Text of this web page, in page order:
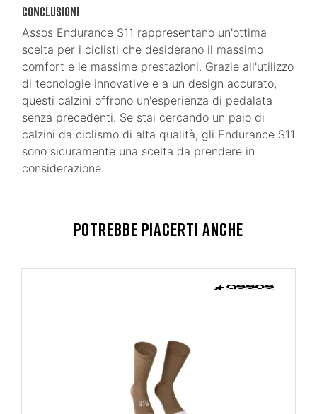
Conclusioni
Assos Endurance S11 rappresentano un'ottima
scelta per i ciclisti che desiderano il massimo
comfort e le massime prestazioni. Grazie all'utilizzo
di tecnologie innovative e a un design accurato,
questi calzini offrono un'esperienza di pedalata
senza precedenti. Se stai cercando un paio di
calzini da ciclismo di alta qualità, gli Endurance S11
sono sicuramente una scelta da prendere in
considerazione.
POTREBBE PIACERTI ANCHE